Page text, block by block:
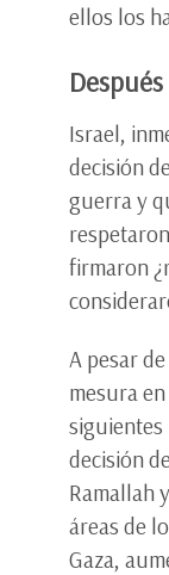
ellos los
Israel,
decisión
guerra y
firmaron
A pesar
mesura
siguientes
decisión
Ramallah
áreas de
Gaza,